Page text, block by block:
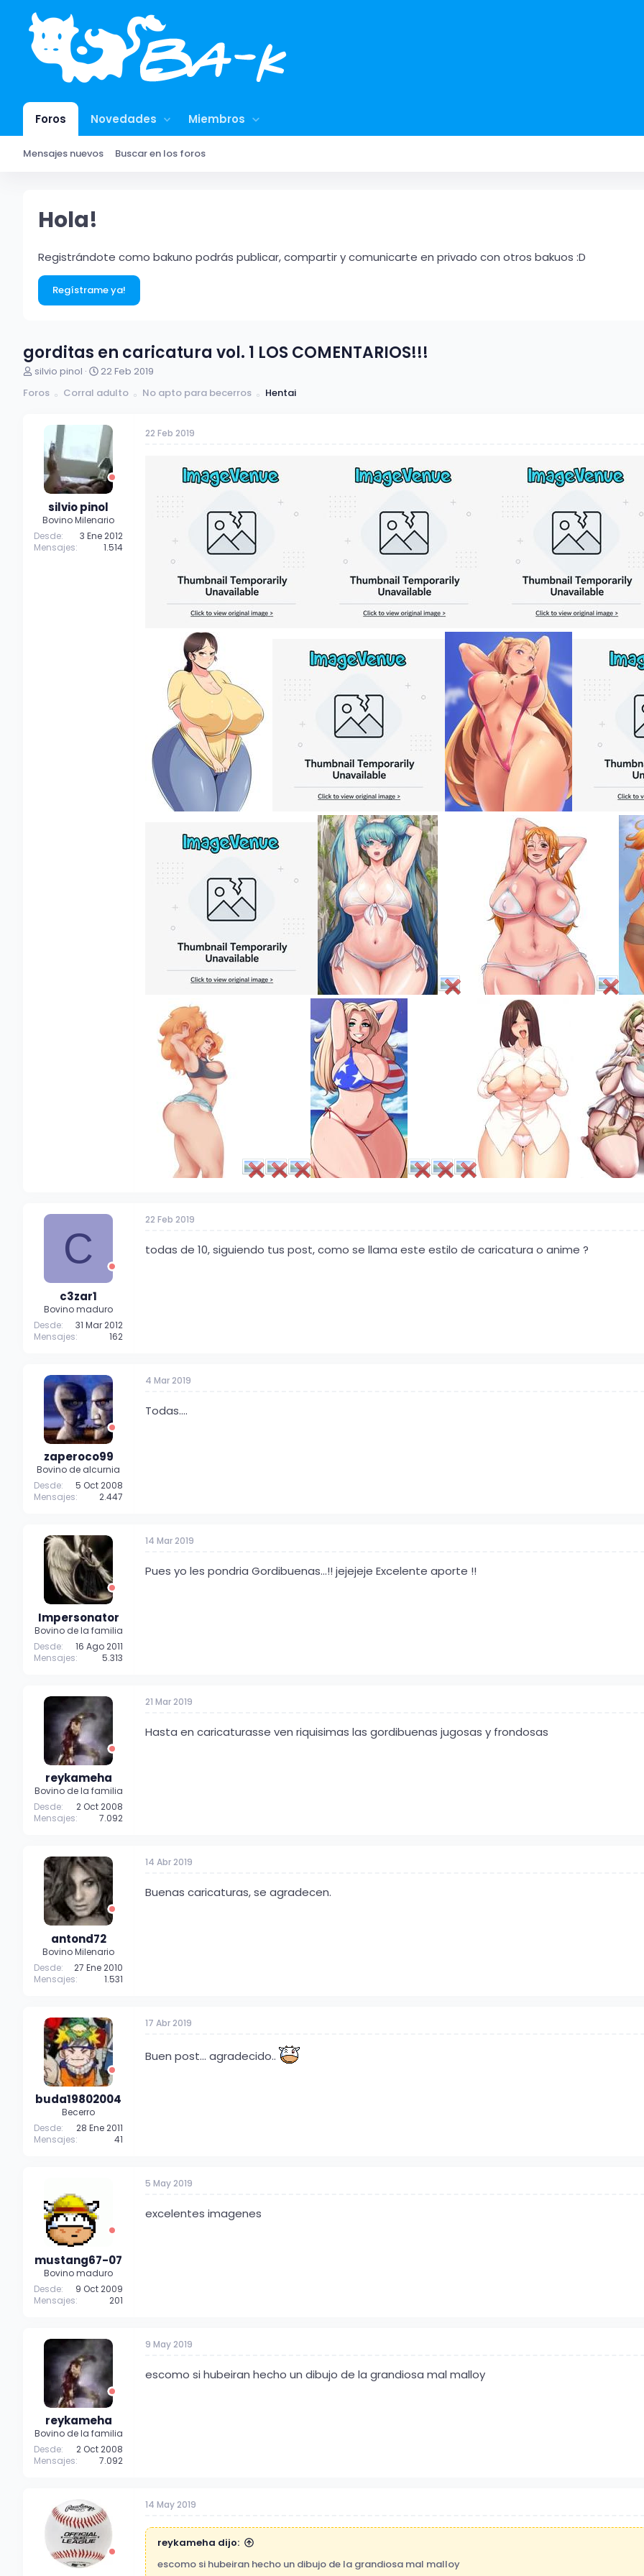
Foros Novedades Miembros
Mensajes nuevos Buscar en los foros
Hola!
Registrándote como bakuno podrás publicar, compartir y comunicarte en privado con otros bakuos :D
Regístrame ya!
gorditas en caricatura vol. 1 LOS COMENTARIOS!!!
A
t
silvio pinol
F
c
a
d
e
i
n
i
i
o
22 Feb 2019
Foros
Corral adulto No apto para becerros Hentai
silvio pinol
Bovino Milenario
Desde
3 Ene 2012
Mensajes
1.514
22 Feb 2019
C
c3zar1
Bovino maduro
Desde
31 Mar 2012
Mensajes
162
22 Feb 2019
todas de 10, siguiendo tus post, como se llama este estilo de caricatura o anime ?
zaperoco99
Bovino de alcurnia
Desde
5 Oct 2008
Mensajes
2.447
4 Mar 2019
Todas....
Impersonator
Bovino de la familia
Desde
16 Ago 2011
Mensajes
5.313
14 Mar 2019
Pues yo les pondria Gordibuenas...!! jejejeje Excelente aporte !!
reykameha
Bovino de la familia
Desde
2 Oct 2008
Mensajes
7.092
21 Mar 2019
Hasta en caricaturasse ven riquisimas las gordibuenas jugosas y frondosas
antond72
Bovino Milenario
Desde
27 Ene 2010
Mensajes
1.531
14 Abr 2019
Buenas caricaturas, se agradecen.
buda19802004
Becerro
Desde
28 Ene 2011
Mensajes
41
17 Abr 2019
Buen post... agradecido..
mustang67-07
Bovino maduro
Desde
9 Oct 2009
Mensajes
201
5 May 2019
excelentes imagenes
reykameha
Bovino de la familia
Desde
2 Oct 2008
Mensajes
7.092
9 May 2019
escomo si hubeiran hecho un dibujo de la grandiosa mal malloy
14 May 2019
reykameha dijo:
escomo si hubeiran hecho un dibujo de la grandiosa mal malloy